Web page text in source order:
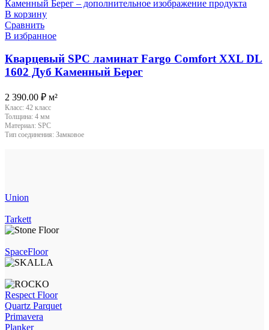
В корзину
Сравнить
В избранное
Кварцевый SPC ламинат Fargo Comfort XXL DL
1602 Дуб Каменный Берег
2 390.00 ₽ м²
Класс: 42 класс
Толщина: 4 мм
Материал: SPC
Тип соединения: Замковое
Union
Tarkett
SpaceFloor
Respect Floor
Quartz Parquet
Primavera
Planker